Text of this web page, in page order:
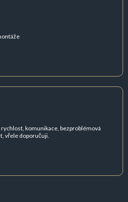
komunikace, bezproblémová
vřele doporučuji.